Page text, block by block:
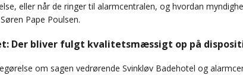
eller når de ringer til alarmcentralen, og hvordan
Pape Poulsen.
Der bliver fulgt kvalitetsmæssigt op på
om sagen vedrørende Svinkløv Badehotel og